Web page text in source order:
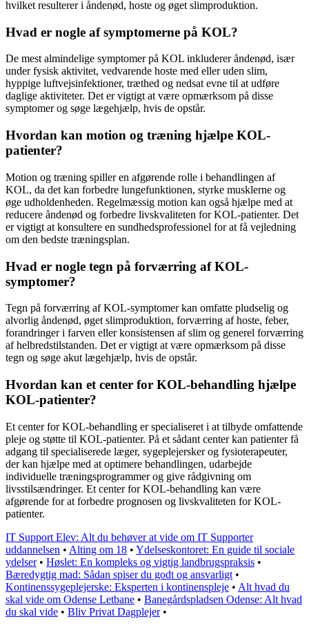
hvilket resulterer i åndenød, hoste og øget slimproduktion.
Hvad er nogle af symptomerne på KOL?
De mest almindelige symptomer på KOL inkluderer åndenød, især
under fysisk aktivitet, vedvarende hoste med eller uden slim,
hyppige luftvejsinfektioner, træthed og nedsat evne til at udføre
daglige aktiviteter. Det er vigtigt at være opmærksom på disse
symptomer og søge lægehjælp, hvis de opstår.
Hvordan kan motion og træning hjælpe KOL-
patienter?
Motion og træning spiller en afgørende rolle i behandlingen af
KOL, da det kan forbedre lungefunktionen, styrke musklerne og
øge udholdenheden. Regelmæssig motion kan også hjælpe med at
reducere åndenød og forbedre livskvaliteten for KOL-patienter. Det
er vigtigt at konsultere en sundhedsprofessionel for at få vejledning
om den bedste træningsplan.
Hvad er nogle tegn på forværring af KOL-
symptomer?
Tegn på forværring af KOL-symptomer kan omfatte pludselig og
alvorlig åndenød, øget slimproduktion, forværring af hoste, feber,
forandringer i farven eller konsistensen af slim og generel forværring
af helbredstilstanden. Det er vigtigt at være opmærksom på disse
tegn og søge akut lægehjælp, hvis de opstår.
Hvordan kan et center for KOL-behandling hjælpe
KOL-patienter?
Et center for KOL-behandling er specialiseret i at tilbyde omfattende
pleje og støtte til KOL-patienter. På et sådant center kan patienter få
adgang til specialiserede læger, sygeplejersker og fysioterapeuter,
der kan hjælpe med at optimere behandlingen, udarbejde
individuelle træningsprogrammer og give rådgivning om
livsstilsændringer. Et center for KOL-behandling kan være
afgørende for at forbedre prognosen og livskvaliteten for KOL-
patienter.
IT Support Elev: Alt du behøver at vide om IT Supporter
uddannelsen • Alting om 18 • Ydelseskontoret: En guide til sociale
ydelser• Høslet: En kompleks og vigtig landbrugspraksis •
Bæredygtig mad: Sådan spiser du godt og ansvarligt •
Kontinenssygeplejerske: Eksperten i kontinenspleje • Alt hvad du
skal vide om Odense Letbane • Banegårdspladsen Odense: Alt hvad
du skal vide • Bliv Privat Dagplejer•